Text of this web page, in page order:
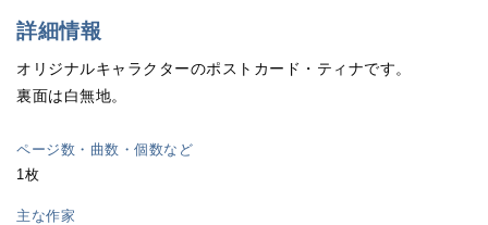
詳細情報
オリジナルキャラクターのポストカード・ティナです。
裏面は白無地。
ページ数・曲数・個数など
1枚
主な作家